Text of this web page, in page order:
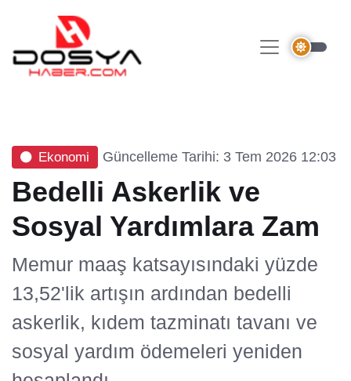
Ekonomi Güncelleme Tarihi: 3 Tem 2026 12:03
Bedelli Askerlik ve
Sosyal Yardımlara Zam
Memur maaş katsayısındaki yüzde
13,52'lik artışın ardından bedelli
askerlik, kıdem tazminatı tavanı ve
sosyal yardım ödemeleri yeniden